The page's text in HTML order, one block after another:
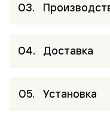
Доставка
Установка